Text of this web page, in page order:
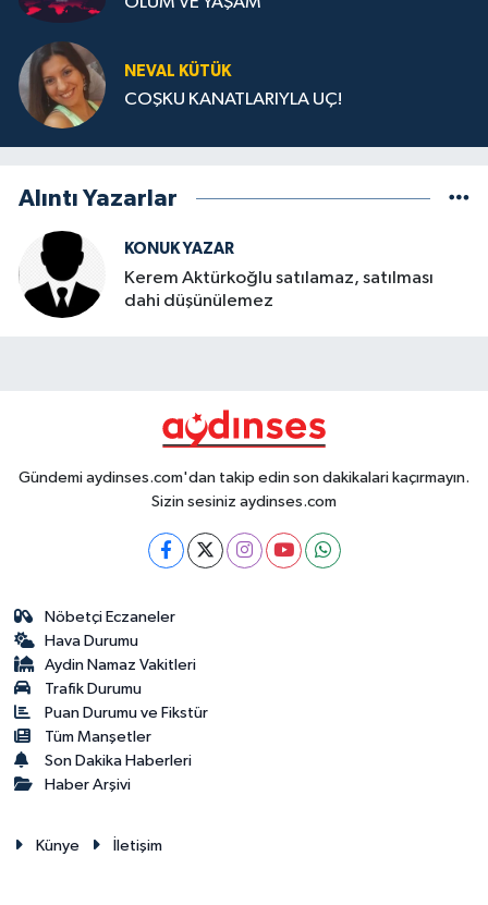
NEVAL KÜTÜK
COŞKU KANATLARIYLA UÇ!
Alıntı Yazarlar
KONUK YAZAR
Kerem Aktürkoğlu satılamaz, satılması
dahi düşünülemez
Gündemi aydinses.com'dan takip edin son dakikalari kaçırmayın.
Sizin sesiniz aydinses.com
Nöbetçi Eczaneler
Hava Durumu
Aydin Namaz Vakitleri
Trafik Durumu
Puan Durumu ve Fikstür
Tüm Manşetler
Son Dakika Haberleri
Haber Arşivi
Künye İletişim